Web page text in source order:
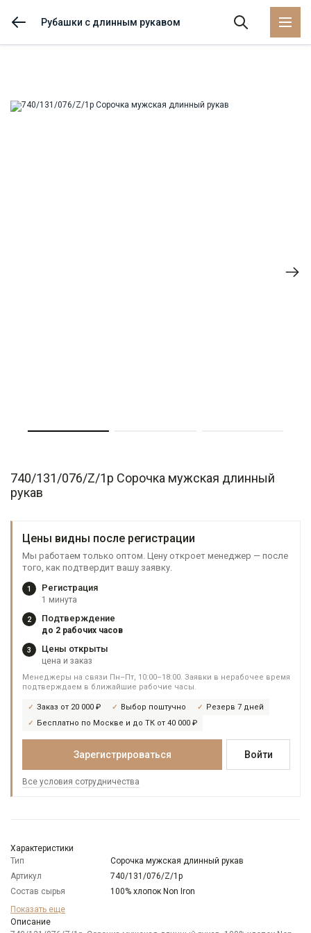
Рубашки с длинным рукавом
740/131/076/Z/1p Сорочка мужская длинный
рукав
Цены видны после регистрации
Мы работаем только оптом. Цену откроет менеджер — после
того, как подтвердит вашу заявку.
1 Регистрация
1 минута
2 Подтверждение
до 2 рабочих часов
3 Цены открыты
цена и заказ
Менеджеры на связи Пн–Пт, 10:00–18:00. Заявки в нерабочее время
подтверждаем в ближайшие рабочие часы.
Заказ от 20 000 ₽ Выбор поштучно
Резерв 7 дней
Бесплатно по Москве и до ТК от 40 000 ₽
Зарегистрироваться Войти
Все условия сотрудничества
Характеристики
Тип
Сорочка мужская длинный рукав
Артикул
740/131/076/Z/1p
Состав сырья
100% хлопок Non Iron
Бренд
Модель
Показать еще
Описание